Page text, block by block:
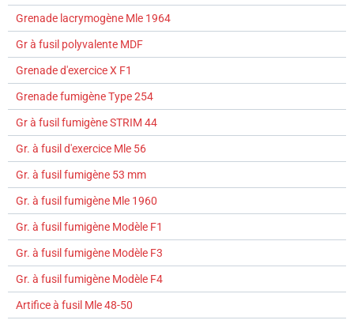
Grenade lacrymogène Mle 1964
Gr à fusil polyvalente MDF
Grenade d'exercice X F1
Grenade fumigène Type 254
Gr à fusil fumigène STRIM 44
Gr. à fusil d'exercice Mle 56
Gr. à fusil fumigène 53 mm
Gr. à fusil fumigène Mle 1960
Gr. à fusil fumigène Modèle F1
Gr. à fusil fumigène Modèle F3
Gr. à fusil fumigène Modèle F4
Artifice à fusil Mle 48-50